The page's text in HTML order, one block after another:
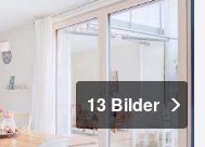
13 Bilder